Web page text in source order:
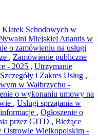
Klatek Schodowych w
Miejskiej Atlantis w
o zamówieniu na usługi
, Zamówienie publiczne
- 2025 , Utrzymanie
i Zakres Usług ,
w Wałbrzychu -
o wykonaniu umowy na
, Usługi sprzątania w
, Ogłoszenie o
przez GITD , Bieżące
Ostrowie Wielkopolskim -